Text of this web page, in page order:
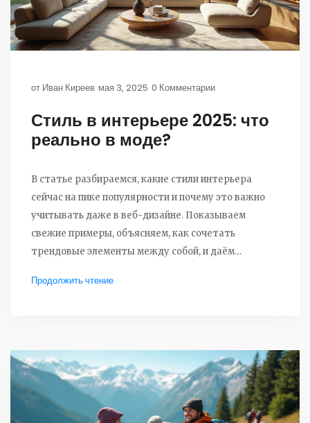
от Иван Киреев мая 3, 2025 0 Комментарии
Стиль в интерьере 2025: что
реально в моде?
В статье разбираемся, какие стили интерьера
сейчас на пике популярности и почему это важно
учитывать даже в веб-дизайне. Показываем
свежие примеры, объясняем, как сочетать
трендовые элементы между собой, и даём
пространства. Узнаете о минимализме, биофилии и
тем, кто строит современный сайт.
Продолжить чтение